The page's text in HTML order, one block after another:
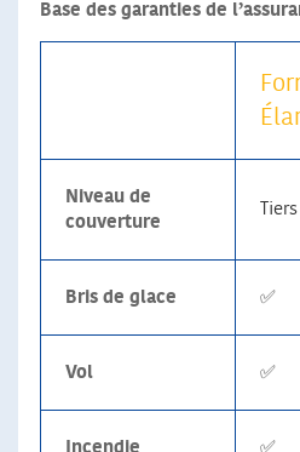
Base des garanties de
Niveau de
couverture
Bris de glace ✅
Vol ✅
Incendie ✅